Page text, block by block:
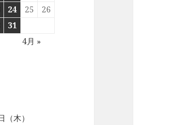
24 25
26
31
4月 »
木）